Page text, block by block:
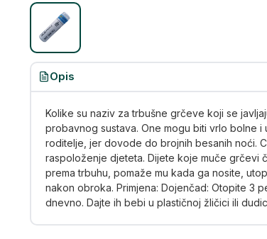
Opis
Kolike su naziv za trbušne grčeve koji se
probavnog sustava. One mogu biti vrlo bolne
roditelje, jer dovode do brojnih besanih noći.
raspoloženje djeteta. Dijete koje muče grčevi
prema trbuhu, pomaže mu kada ga nosite,
nakon obroka. Primjena: Dojenčad: Otopite 3
dnevno. Dajte ih bebi u plastičnoj žličici ili